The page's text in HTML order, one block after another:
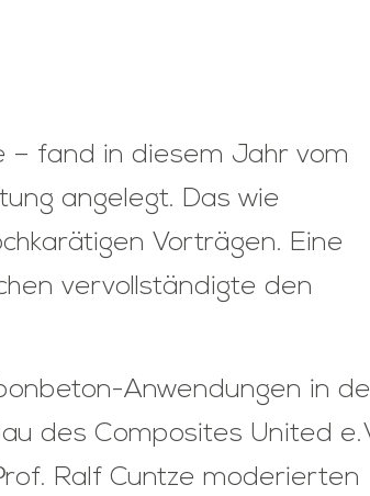
– fand in diesem Jahr vom
angelegt. Das wie
Vorträgen. Eine
vervollständigte den
Anwendungen in
des Composites United
Ralf Cuntze moderierten